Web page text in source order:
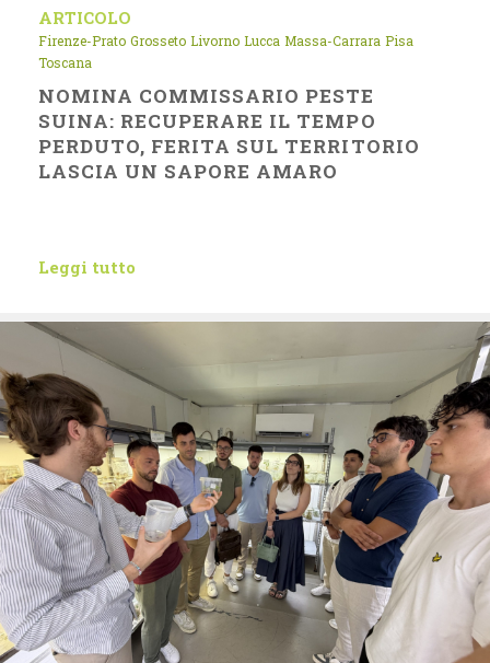
ARTICOLO
Firenze-Prato Grosseto Livorno Lucca Massa-Carrara Pisa
Toscana
NOMINA COMMISSARIO PESTE
SUINA: RECUPERARE IL TEMPO
PERDUTO, FERITA SUL TERRITORIO
LASCIA UN SAPORE AMARO
Leggi tutto